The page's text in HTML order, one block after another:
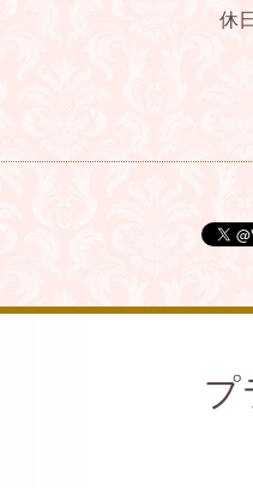
休日
プ